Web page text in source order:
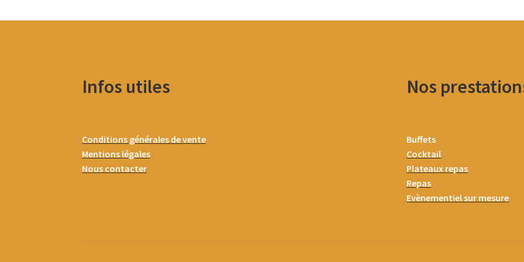
Infos utiles
Conditions générales de vente
Mentions légales
Nous contacter
Nos
Buffets
Cocktail
Plateaux repas
Repas
Evènementiel sur mesure